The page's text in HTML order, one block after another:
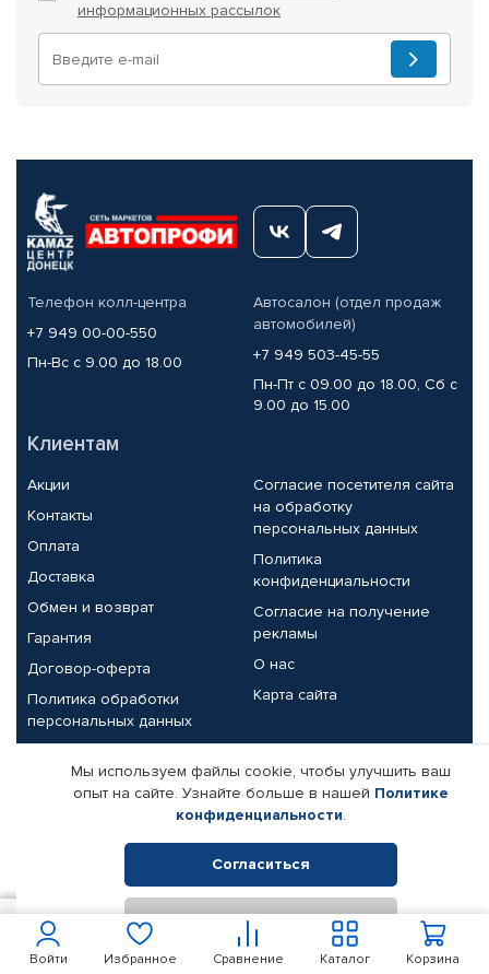
Войти Избранное Сравнение Корзина
Каталог
информационных рассылок
Телефон колл-центра
+7 949 00-00-550
Пн-Вс с 9.00 до 18.00
Автосалон (отдел продаж
автомобилей)
+7 949 503-45-55
Пн-Пт с 09.00 до 18.00, Сб с
9.00 до 15.00
Клиентам
Акции
Контакты
Оплата
Доставка
Обмен и возврат
Гарантия
Договор-оферта
Политика обработки
персональных данных
Согласие посетителя сайта
на обработку
персональных данных
Политика
конфиденциальности
Согласие на получение
рекламы
О нас
Карта сайта
Партнерам
Корпоративным клиентам
Поставщикам
Реквизиты компании
© КАМАЗ ЦЕНТР ДОНЕЦК, 2015-2026. Все права защищены.
Интернет-магазин автомобильных товаров Автопрофи.
Мы используем файлы cookie, чтобы улучшить ваш
опыт на сайте. Узнайте больше в нашей Политике
конфиденциальности.
Согласиться
Отклонить
100 В корзину